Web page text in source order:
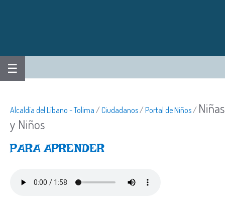
☰
Alcaldía del Líbano - Tolima / Ciudadanos/ Portal de Niños/ Niñas
y Niños
​PARA A​PRENDER